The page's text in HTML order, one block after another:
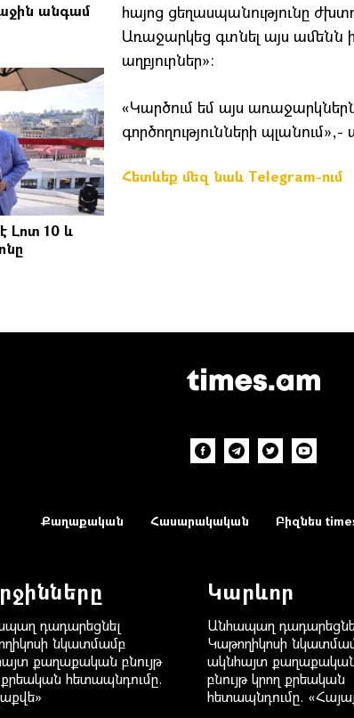
անգամ
Լոտ 10 և
հայոց ցեղասպանությունը
Առաջարկեց գտնել այս
աղբյուրներ»:
«Կարծում եմ այս
գործողությունների
Հետևեք մեզ նաև Telegram-ում
Քաղաքական Հասարակական Բիզնես
դադարեցնել
նկատմամբ
քաղաքական բնույթ
քրեական հետապնդումը.
Կարևոր
Անհապաղ
Կաթողիկոսի
ակնհայտ
բնույթ կրող քրեական
հետապնդումը.